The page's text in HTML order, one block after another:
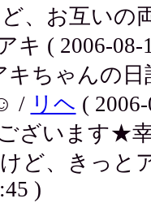
、お互いの
キ ( 2006-08-
キちゃんの
/ リヘ (
ざいます★
ど、きっと
)